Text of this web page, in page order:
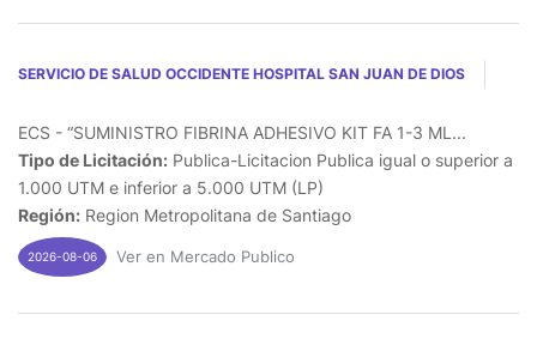
SERVICIO DE SALUD OCCIDENTE HOSPITAL SAN JUAN DE DIOS
ECS - “SUMINISTRO FIBRINA ADHESIVO KIT FA 1-3 ML...
Tipo de Licitación: Publica-Licitacion Publica igual o superior a
1.000 UTM e inferior a 5.000 UTM (LP)
Región: Region Metropolitana de Santiago
2026-08-06 Ver en Mercado Publico